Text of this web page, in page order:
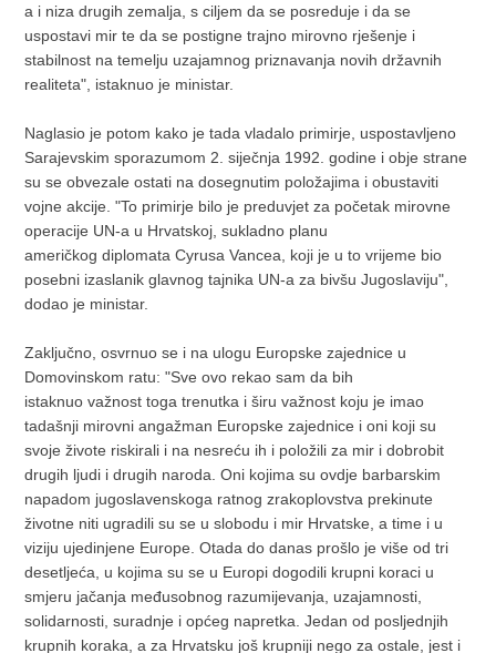
a i niza drugih zemalja, s ciljem da se posreduje i da se
uspostavi mir te da se postigne trajno mirovno rješenje i
stabilnost na temelju uzajamnog priznavanja novih državnih
realiteta", istaknuo je ministar.
Naglasio je potom kako je tada vladalo primirje, uspostavljeno
Sarajevskim sporazumom 2. siječnja 1992. godine i obje strane
su se obvezale ostati na dosegnutim položajima i obustaviti
vojne akcije. "To primirje bilo je preduvjet za početak mirovne
operacije UN-a u Hrvatskoj, sukladno planu
američkog diplomata Cyrusa Vancea, koji je u to vrijeme bio
posebni izaslanik glavnog tajnika UN-a za bivšu Jugoslaviju",
dodao je ministar.
Zaključno, osvrnuo se i na ulogu Europske zajednice u
Domovinskom ratu: "Sve ovo rekao sam da bih
istaknuo važnost toga trenutka i širu važnost koju je imao
tadašnji mirovni angažman Europske zajednice i oni koji su
svoje živote riskirali i na nesreću ih i položili za mir i dobrobit
drugih ljudi i drugih naroda. Oni kojima su ovdje barbarskim
napadom jugoslavenskoga ratnog zrakoplovstva prekinute
životne niti ugradili su se u slobodu i mir Hrvatske, a time i u
viziju ujedinjene Europe. Otada do danas prošlo je više od tri
desetljeća, u kojima su se u Europi dogodili krupni koraci u
smjeru jačanja međusobnog razumijevanja, uzajamnosti,
solidarnosti, suradnje i općeg napretka. Jedan od posljednjih
krupnih koraka, a za Hrvatsku još krupniji nego za ostale, jest i